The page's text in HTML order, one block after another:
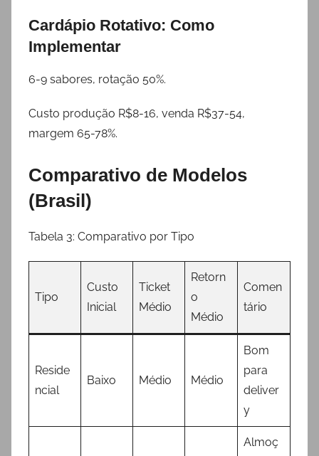
Cardápio Rotativo: Como
Implementar
6-9 sabores, rotação 50%.
Custo produção R$8-16, venda R$37-54,
margem 65-78%.
Comparativo de Modelos
(Brasil)
Tabela 3: Comparativo por Tipo
Tipo
Custo
Inicial
Ticket
Médio
Retorn
o
Médio
Comen
tário
Reside
ncial
Baixo Médio Médio
Bom
para
deliver
y
Almoç